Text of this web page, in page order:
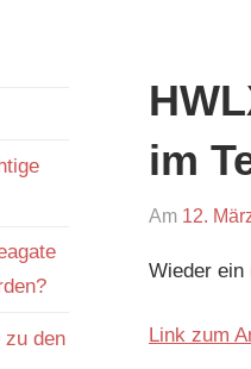
im
Am 12.
Wieder ein
Link zum
zu den